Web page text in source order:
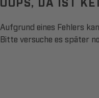
Aufgrund eines Fehlers
Bitte versuche es später